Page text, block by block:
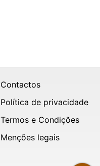
Contactos
Política de privacidade
Termos e Condições
Menções legais